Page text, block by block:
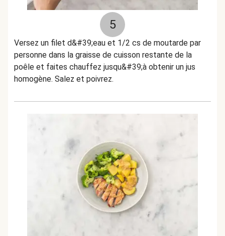
5
Versez un filet d&#39;eau et 1/2 cs de moutarde par
personne dans la graisse de cuisson restante de la
poêle et faites chauffez jusqu&#39;à obtenir un jus
homogène. Salez et poivrez.